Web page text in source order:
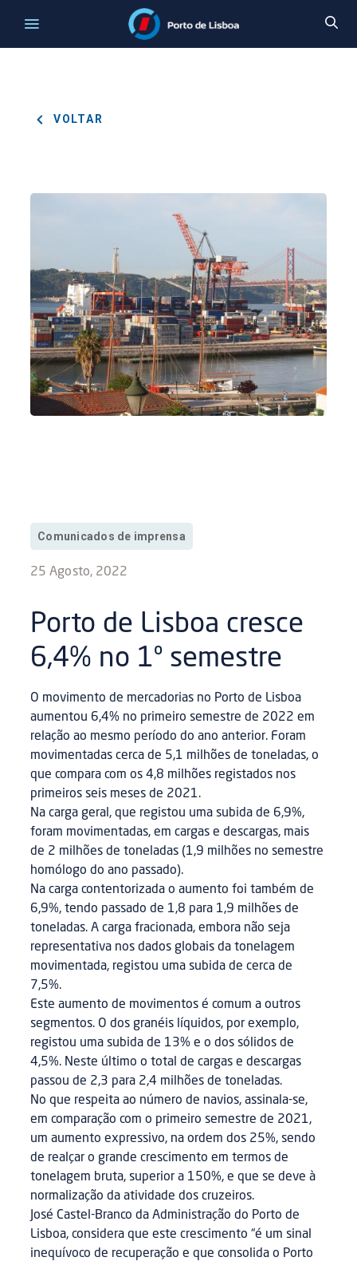
VOLTAR
Comunicados de imprensa
25 Agosto, 2022
Porto de Lisboa cresce
6,4% no 1º semestre
O movimento de mercadorias no Porto de Lisboa
aumentou 6,4% no primeiro semestre de 2022 em
relação ao mesmo período do ano anterior. Foram
movimentadas cerca de 5,1 milhões de toneladas, o
que compara com os 4,8 milhões registados nos
primeiros seis meses de 2021.
Na carga geral, que registou uma subida de 6,9%,
foram movimentadas, em cargas e descargas, mais
de 2 milhões de toneladas (1,9 milhões no semestre
homólogo do ano passado).
Na carga contentorizada o aumento foi também de
6,9%, tendo passado de 1,8 para 1,9 milhões de
toneladas. A carga fracionada, embora não seja
representativa nos dados globais da tonelagem
movimentada, registou uma subida de cerca de
7,5%.
Este aumento de movimentos é comum a outros
segmentos. O dos granéis líquidos, por exemplo,
registou uma subida de 13% e o dos sólidos de
4,5%. Neste último o total de cargas e descargas
passou de 2,3 para 2,4 milhões de toneladas.
No que respeita ao número de navios, assinala-se,
em comparação com o primeiro semestre de 2021,
um aumento expressivo, na ordem dos 25%, sendo
de realçar o grande crescimento em termos de
tonelagem bruta, superior a 150%, e que se deve à
normalização da atividade dos cruzeiros.
José Castel-Branco da Administração do Porto de
Lisboa, considera que este crescimento “é um sinal
inequívoco de recuperação e que consolida o Porto